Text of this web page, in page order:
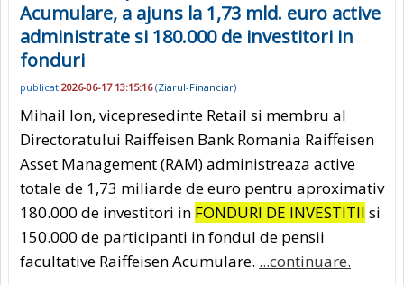
Acumulare, a ajuns la 1,73 mld. euro active
administrate si 180.000 de investitori in
fonduri
publicat 2026-06-17 13:15:16(Ziarul-Financiar)
Mihail Ion, vicepresedinte Retail si membru al
Directoratului Raiffeisen Bank Romania Raiffeisen
Asset Management (RAM) administreaza active
totale de 1,73 miliarde de euro pentru aproximativ
180.000 de investitori in FONDURI DE INVESTITII si
150.000 de participanti in fondul de pensii
facultative Raiffeisen Acumulare. ...continuare.